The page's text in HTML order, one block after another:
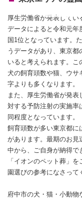
厚生労働省が発表して
データによると令和元年
国1位となっています。
うデータがあり、東京
いると考えられます。
犬の飼育頭数や猫、ウサ
字よりも多くなります。
また、厚生労働省が発
対する予防注射の実施率
同程度となっています。
飼育頭数が多い東京都に
があります。最期のお見
中から、ご自身が納得で
「イオンのペット葬」
園選びの参考になさって
府中市の犬・猫・小動物